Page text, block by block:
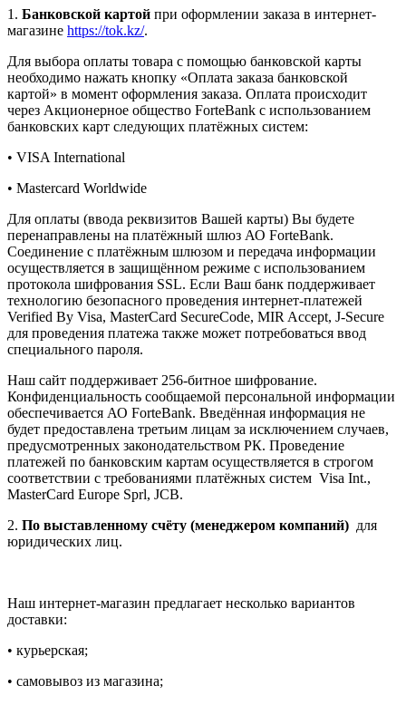
1. Банковской картой при оформлении заказа в интернет-
магазине https://tok.kz/.
Для выбора оплаты товара с помощью банковской карты
необходимо нажать кнопку «Оплата заказа банковской
картой» в момент оформления заказа. Оплата происходит
через Акционерное общество ForteBank с использованием
банковских карт следующих платёжных систем:
• VISA International
• Mastercard Worldwide
Для оплаты (ввода реквизитов Вашей карты) Вы будете
перенаправлены на платёжный шлюз АО ForteBank.
Соединение с платёжным шлюзом и передача информации
осуществляется в защищённом режиме с использованием
протокола шифрования SSL. Если Ваш банк поддерживает
технологию безопасного проведения интернет-платежей
Verified By Visa, MasterCard SecureCode, MIR Accept, J-Secure
для проведения платежа также может потребоваться ввод
специального пароля.
Наш сайт поддерживает 256-битное шифрование.
Конфиденциальность сообщаемой персональной информации
обеспечивается АО ForteBank. Введённая информация не
будет предоставлена третьим лицам за исключением случаев,
предусмотренных законодательством РК. Проведение
платежей по банковским картам осуществляется в строгом
соответствии с требованиями платёжных систем Visa Int.,
MasterCard Europe Sprl, JCB.
2. По выставленному счёту (менеджером компаний) для
юридических лиц.
Наш интернет-магазин предлагает несколько вариантов
доставки:
• курьерская;
• самовывоз из магазина;